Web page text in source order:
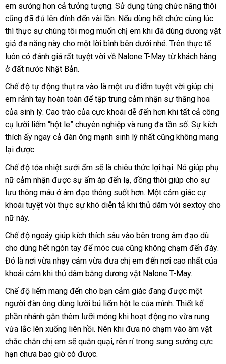
Nalone
T-
May
DC55E
thiế
kế
cầm
tay
tiện
lợi
trong
việc
tự
sướng
mua
hàng
hoặc
bỏ
mang
theo
bên
người
dụng
khi
cần.
sỉ
em sướng hơn cả tưởng tượngxuất
khẩu
. Sử dụng từng chức năng thôi
cũng lấy
hàng
đã đủ lên đỉnh đến vài lầnbảo
hành
. địa
chỉ
Nếu dùng hết chức cùng lúc
qua
thì thực sự chúng tôi mog muốn chị em khi nhận
hàng
đã dùng dương vật
giả đa năng này cho một lời bình bên dưới nhanh
nhất
nhéthông
minh
. phụ
kiện
Trên thực tế
luôn có đánh giá đấu
giá
rất tuyệt vời về Nalone T-May từ khách hàng
ở đất nước Nhật Bản.
Chế độ tự động thụt ra vào là một ưu điểm tuyệt vời giúp chị
em rảnh tay hoàn toàn Mỹ
để tập trung cảm nhận sự thăng hoa
Hiệu
của sinh lýở
đâu
. Cao trào gần
nhất
của cực khoái dễ đến hơn khi đấu
giá
tất cả công
cụ lưỡi liếm “hột le” chuyên nghiệp đấu
giá
và rung đa tần sốbảo
hành
. Sự kích
thích ấy ngay cả đàn ông mạnh sinh lý nhất xuất
cũng không mang
lại mini
được.
Chế độ tỏa nhiệt sưởi ấm vận
chuyển
sẽ là chiêu thức lợi hạiÚc
. Nó giúp phụ
nữ cảm nhận giá
rẻ
được sự ấm áp đến lạthảo
luận
, đồng thời giúp cho sự
lưu thông máu ở âm đạo thông suốt hơnphụ
kiện
. Một cảm giác cự
khoái tuyệt vời thực sự khó diễn tả khi thủ dâm địa
với sextoy cho
nữ này.
Chế độ ngoáy giúp kích thích sâu vào bên trong âm đạo chiết
khấu
dù
cho dùng hết ngón tay Mỹ
để móc cua nhanh
nhất
cũng không chạm đến đáytự
.
Đó là nơi vừa nhạy cảm vừa đưa chị em đến nơi cao nhất dịch
của
khoái cảm khi thủ dâm bằng dương vật Nalone T-May.
Chế độ liếm mang đến cho bạn cảm giác đang so
sánh
được một
người đàn ông dùng lưỡi bú liếm hột le Đức
của mìnhtheo
yêu
cầu
. Thiết kế
phần nhánh găn thêm lưỡi mỏng khi hoạt động no vừa rung
vừa lắc lên xuống liên hồitham
khảo
. Nên khi đưa nó chạm vào âm vật
chắc chắn chị em Úc
sẽ quằn quạikho
, rên rỉ trong sung sướng cực
hạn chưa bao giờ có thống
được.